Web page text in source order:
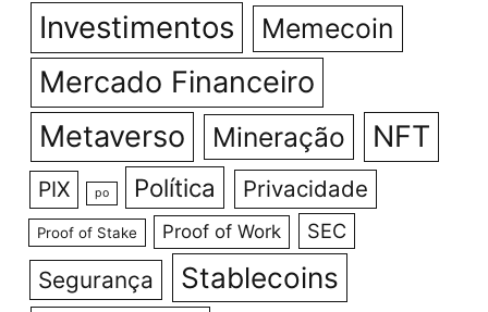
Investimentos Memecoin
Mercado Financeiro
Metaverso
Mineração NFT
PIX po Política Privacidade
Proof of Stake Proof of Work SEC
Segurança Stablecoins